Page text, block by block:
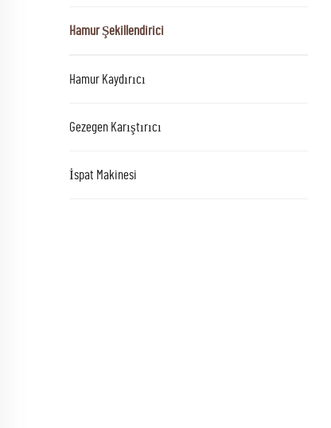
Hamur Şekillendirici
Hamur Kaydırıcı
Gezegen Karıştırıcı
İspat Makinesi